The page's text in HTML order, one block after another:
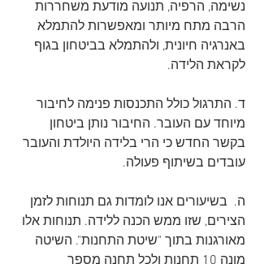
נשימה, הרפיה, תנועה מודעת משחררות
הרבה מתח מיותר ומאפשרות להתמלא
באנרגיה חיונית, ולהתמלא בביטחון בגוף
לקראת הלידה.
ד. התרגול כולל התכנסות פנימה לחיבור
מיוחד עם העובר. החיבור נותן ביטחון
בקשר החדש כי הרי בלידה היולדת והעובר
עובדים בשיתוף פעולה.
ה.  בשיעורים אנו לומדות גם תנוחות לזמן
הצירים, שזו ממש הכנה ללידה. תנוחות אלו
מאורגנות בתוך "שיטת התחנות". השיטה
מונה 10 תחנות ולכל תחנה מספר